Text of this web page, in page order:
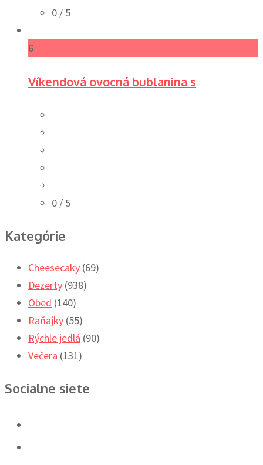
0 / 5
6
Víkendová ovocná bublanina s
0 / 5
Kategórie
Cheesecaky (69)
Dezerty (938)
Obed (140)
Raňajky (55)
Rýchle jedlá (90)
Večera (131)
Socialne siete